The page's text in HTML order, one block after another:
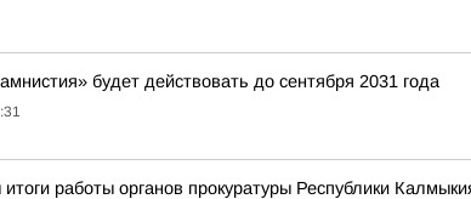
будет действовать до сентября 2031 года
работы органов прокуратуры Республики